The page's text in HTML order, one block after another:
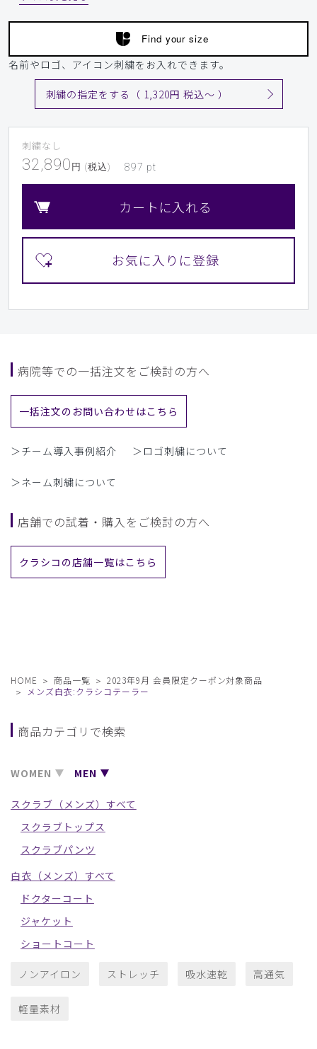
Find your size
名前やロゴ、アイコン刺繍をお入れできます。
刺繍の指定をする（ 1,320円 税込〜 ）
刺繍なし
32,890 円 (税込) 897 pt
カートに入れる
病院等での一括注文をご検討の方へ
一括注文のお問い合わせはこちら
＞チーム導入事例紹介 ＞ロゴ刺繍について
＞ネーム刺繍について
店舗での試着・購入をご検討の方へ
クラシコの店舗一覧はこちら
HOME 商品一覧
2023年9月 会員限定クーポン対象商品
メンズ白衣:クラシコテーラー
商品カテゴリで検索
WOMEN MEN
スクラブ（メンズ）すべて
スクラブトップス
スクラブパンツ
白衣（メンズ）すべて
ドクターコート
ジャケット
ショートコート
ノンアイロン ストレッチ 吸水速乾 高通気
軽量素材